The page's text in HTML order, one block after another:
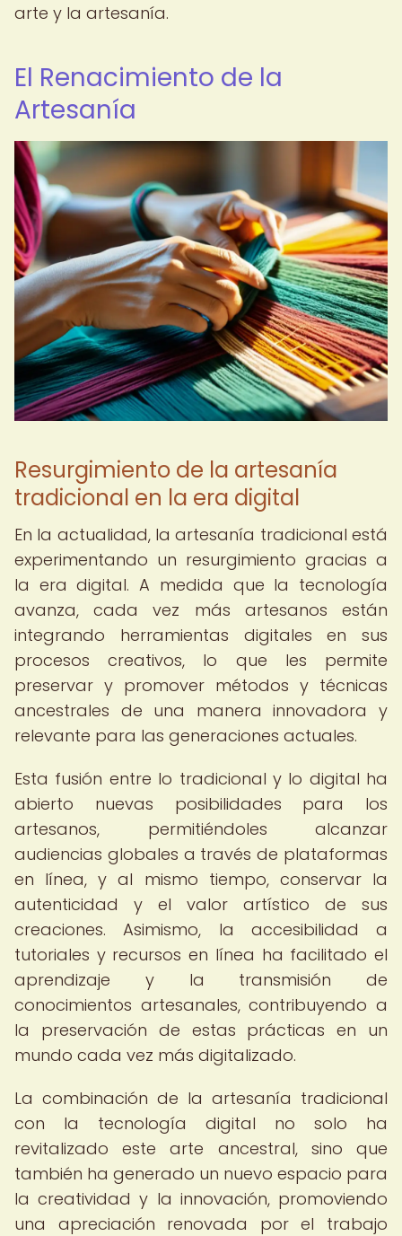
arte y la artesanía.
El Renacimiento de la
Artesanía
Resurgimiento de la artesanía
tradicional en la era digital
En la actualidad, la artesanía tradicional está
experimentando un resurgimiento gracias a
la era digital. A medida que la tecnología
avanza, cada vez más artesanos están
integrando herramientas digitales en sus
procesos creativos, lo que les permite
preservar y promover métodos y técnicas
ancestrales de una manera innovadora y
relevante para las generaciones actuales.
Esta fusión entre lo tradicional y lo digital ha
abierto nuevas posibilidades para los
artesanos, permitiéndoles alcanzar
audiencias globales a través de plataformas
en línea, y al mismo tiempo, conservar la
autenticidad y el valor artístico de sus
creaciones. Asimismo, la accesibilidad a
tutoriales y recursos en línea ha facilitado el
aprendizaje y la transmisión de
conocimientos artesanales, contribuyendo a
la preservación de estas prácticas en un
mundo cada vez más digitalizado.
La combinación de la artesanía tradicional
con la tecnología digital no solo ha
revitalizado este arte ancestral, sino que
también ha generado un nuevo espacio para
la creatividad y la innovación, promoviendo
una apreciación renovada por el trabajo